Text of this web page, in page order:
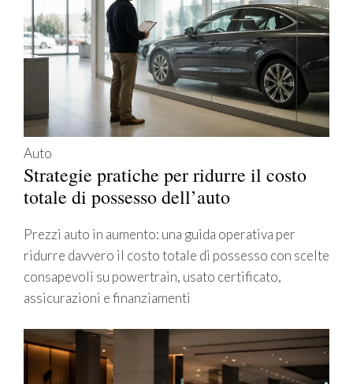
Auto
Strategie pratiche per ridurre il costo
totale di possesso dell’auto
Prezzi auto in aumento: una guida operativa per
ridurre davvero il costo totale di possesso con scelte
consapevoli su powertrain, usato certificato,
assicurazioni e finanziamenti